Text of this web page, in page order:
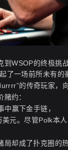
到WSOP的终极挑
了一场前所未有
的传奇玩家，
约：
中赢下金手链，
元。尽管Polk本
局却成了扑克圈的热